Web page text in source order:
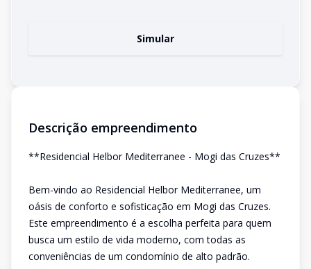
Simular
Descrição empreendimento
**Residencial Helbor Mediterranee - Mogi das Cruzes**
Bem-vindo ao Residencial Helbor Mediterranee, um
oásis de conforto e sofisticação em Mogi das Cruzes.
Este empreendimento é a escolha perfeita para quem
busca um estilo de vida moderno, com todas as
conveniências de um condomínio de alto padrão.